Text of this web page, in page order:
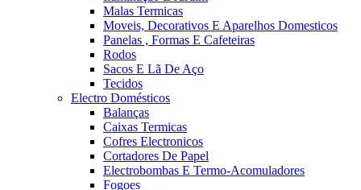
Malas Termicas
Moveis, Decorativos E Aparelhos Domesticos
Panelas , Formas E Cafeteiras
Rodos
Sacos E Lã De Aço
Tecidos
Electro Domésticos
Balanças
Caixas Termicas
Cofres Electronicos
Cortadores De Papel
Electrobombas E Termo-Acomuladores
Fogoes